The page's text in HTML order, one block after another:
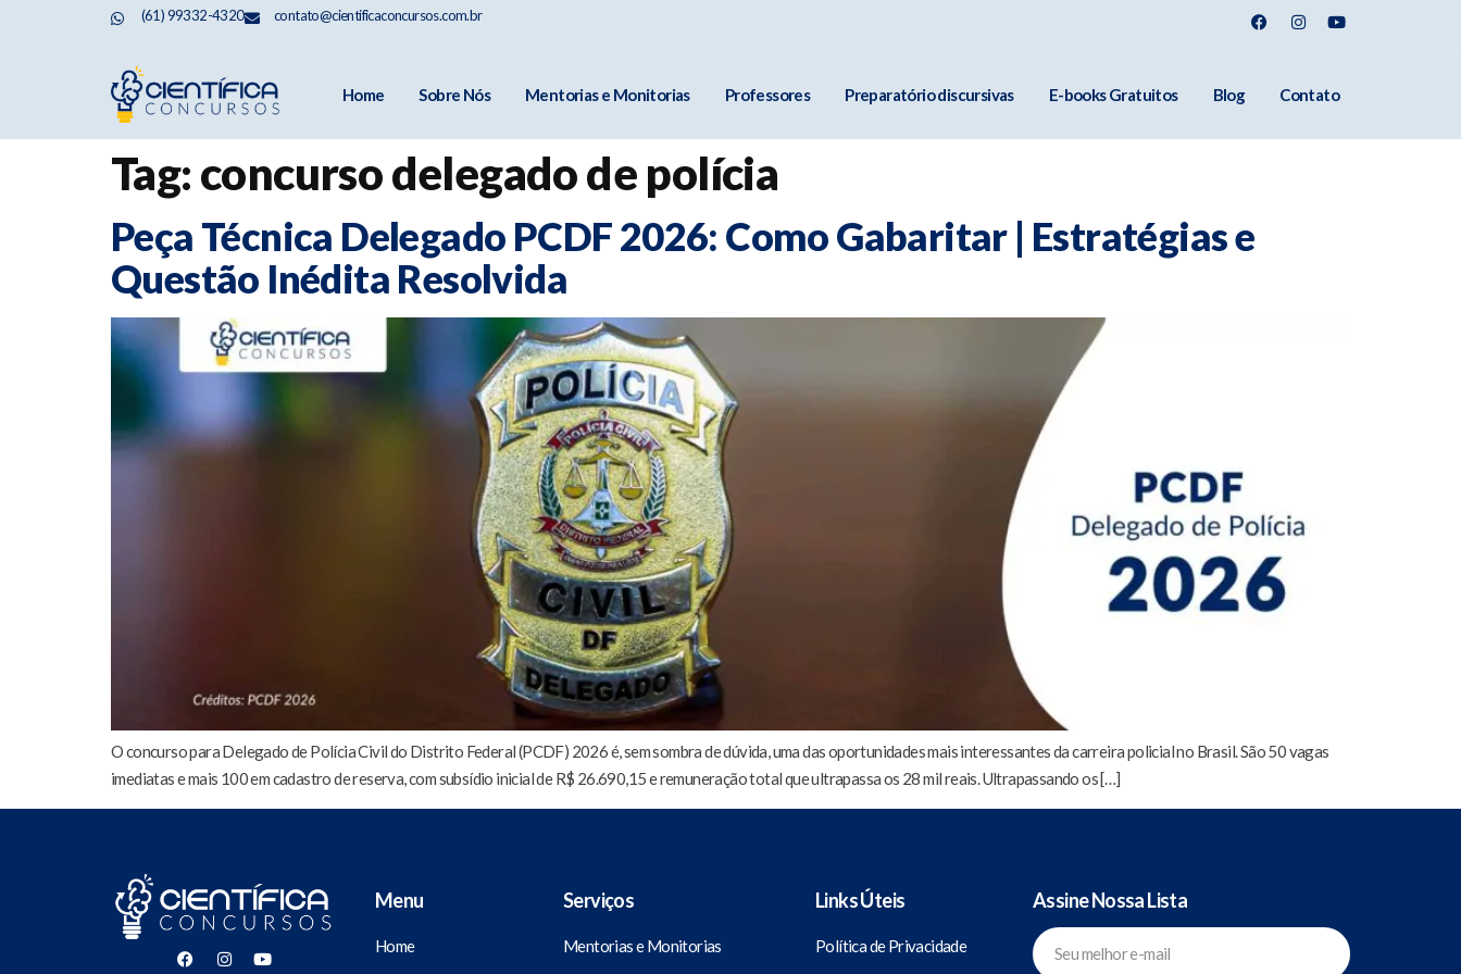
(61) 99332-4320 contato@cientificaconcursos.com.br
Home Sobre Nós Mentorias e Monitorias Professores Preparatório discursivas E-books Gratuitos Blog Contato
Tag: concurso delegado de polícia
Peça Técnica Delegado PCDF 2026: Como Gabaritar | Estratégias e
Questão Inédita Resolvida
O concurso para Delegado de Polícia Civil do Distrito Federal (PCDF) 2026 é, sem sombra de dúvida, uma das oportunidades mais interessantes da carreira policial no Brasil. São 50 vagas
imediatas e mais 100 em cadastro de reserva, com subsídio inicial de R$ 26.690,15 e remuneração total que ultrapassa os 28 mil reais. Ultrapassando os […]
Menu
Home
Serviços
Mentorias e Monitorias
Links Úteis
Política de Privacidade
Assine Nossa Lista